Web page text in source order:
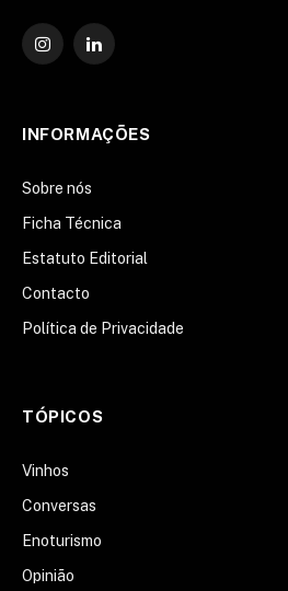
Instagram
O
INFORMAÇÕES
Sobre nós
Ficha Técnica
Estatuto Editorial
Contacto
Política de Privacidade
TÓPICOS
Vinhos
Conversas
Enoturismo
Opinião